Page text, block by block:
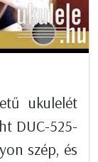
ukulelét
DUC-525-
szép, és